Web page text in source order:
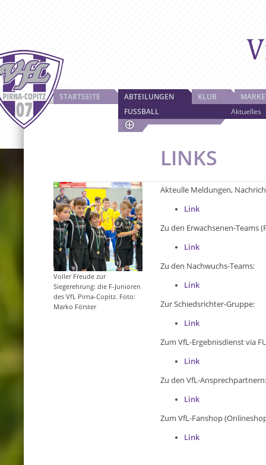
STARTSEITE
ABTEILUNGEN
FUSSBALL
Aktuelles
KLUB
LINKS
Akteulle Meldungen,
Link
Zu den Erwachsenen-Teams
Link
Zu den Nachwuchs-Teams:
Link
Zur Schiedsrichter-Gruppe:
Link
Zum VfL-Ergebnisdienst via
Link
Zu den VfL-Ansprechpartnern:
Link
Zum VfL-Fanshop
Link
Voller Freude zur
Siegerehrung: die F-Junioren
des VfL Pirna-Copitz. Foto:
Marko Förster